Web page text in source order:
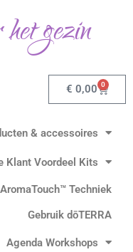
gezin
€ 0,00 0
& accessoires
Klant Voordeel Kits
AromaTouch™ Techniek
Gebruik dōTERRA
Agenda Workshops